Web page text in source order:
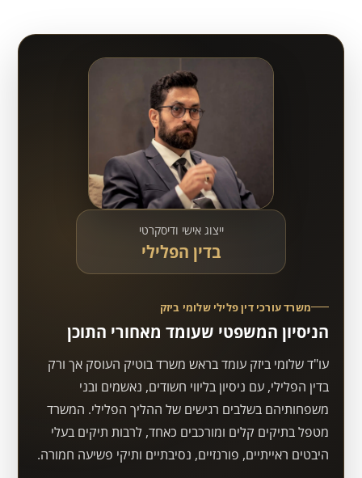
משרד עורכי דין פלילי שלומי ביזק
הניסיון המשפטי שעומד מאחורי התוכן
עו"ד שלומי ביזק עומד בראש משרד בוטיק העוסק אך ורק
בדין הפלילי, עם ניסיון בליווי חשודים, נאשמים ובני
משפחותיהם בשלבים רגישים של ההליך הפלילי. המשרד
מטפל בתיקים קלים ומורכבים כאחד, לרבות תיקים בעלי
היבטים ראייתיים, פורנזיים, נסיבתיים ותיקי פשיעה חמורה.
ייצוג אישי ודיסקרטי
בדין הפלילי